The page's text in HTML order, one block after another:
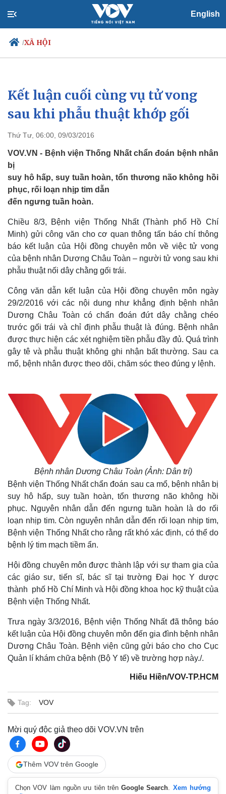
English
/XÃ HỘI
Chính trị
Tổ chức nhân sự
Nhận diện sự thật
Xã hội
Tin 24h
Dự báo thời tiết
Việc làm
Kết luận cuối cùng vụ tử vong
sau khi phẫu thuật khớp gối
Thứ Tư, 06:00, 09/03/2016
VOV.VN - Bệnh viện Thống Nhất chẩn đoán bệnh nhân
bị
suy hô hấp, suy tuần hoàn, tổn thương não không hồi
phục, rối loạn nhịp tim dẫn
đến ngưng tuần hoàn.
Chiều 8/3, Bệnh viện Thống Nhất (Thành phố Hồ Chí
Minh) gửi công văn cho cơ quan thông tấn báo chí thông
báo kết luận của Hội đồng chuyên môn về việc tử vong
của bệnh nhân Dương Châu Toàn – người tử vong sau khi
phẫu thuật nối dây chằng gối trái.
Công văn dẫn kết luận của Hội đồng chuyên môn ngày
29/2/2016 với các nội dung như khẳng định bệnh nhân
Dương Châu Toàn có chẩn đoán đứt dây chằng chéo
trước gối trái và chỉ định phẫu thuật là đúng. Bệnh nhân
được thực hiện các xét nghiệm tiền phẫu đầy đủ. Quá trình
gây tê và phẫu thuật không ghi nhận bất thường. Sau ca
mổ, bệnh nhân được theo dõi, chăm sóc theo đúng y lệnh.
Bệnh nhân Dương Châu Toàn (Ảnh: Dân trí)
Bệnh viện Thống Nhất chẩn đoán sau ca mổ, bệnh nhân bị
suy hô hấp, suy tuần hoàn, tổn thương não không hồi
phục. Nguyên nhân dẫn đến ngưng tuần hoàn là do rối
loạn nhịp tim. Còn nguyên nhân dẫn đến rối loạn nhịp tim,
Bệnh viện Thống Nhất cho rằng rất khó xác định, có thể do
bệnh lý tim mạch tiềm ẩn.
Hội đồng chuyên môn được thành lập với sự tham gia của
các giáo sư, tiến sĩ, bác sĩ tại trường Đại học Y dược
thành phố Hồ Chí Minh và Hội đồng khoa học kỹ thuật của
Bệnh viện Thống Nhất.
Trưa ngày 3/3/2016, Bệnh viện Thống Nhất đã thông báo
kết luận của Hội đồng chuyên môn đến gia đình bệnh nhân
Dương Châu Toàn. Bệnh viện cũng gửi báo cho cho Cục
Quản lí khám chữa bệnh (Bộ Y tế) về trường hợp này./.
Hiếu Hiền/VOV-TP.HCM
Tag: VOV
Mời quý độc giả theo dõi VOV.VN trên
Thêm VOV trên Google
Chọn VOV làm nguồn ưu tiên trênGoogle Search. Xem hướng